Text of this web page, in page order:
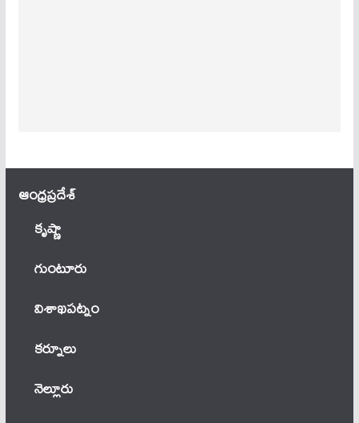
ఆంధ్ర‌ప్ర‌దేశ్
కృష్ణా
గుంటూరు
విశాఖపట్నం
కర్నూలు
నెల్లూరు